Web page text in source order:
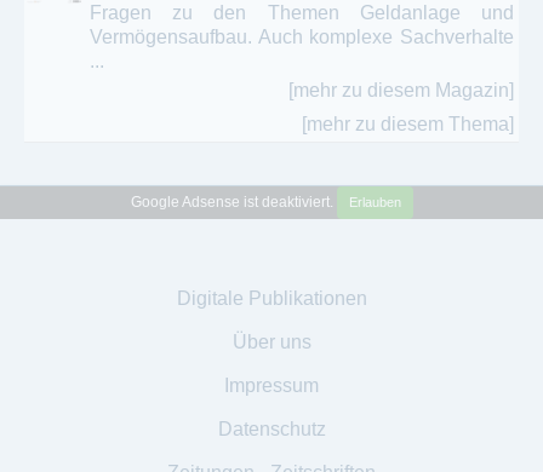
Fragen zu den Themen Geldanlage und
Vermögensaufbau. Auch komplexe Sachverhalte
...
[mehr zu diesem Magazin]
[mehr zu diesem Thema]
Google Adsense ist deaktiviert. Erlauben
Digitale Publikationen
Über uns
Impressum
Datenschutz